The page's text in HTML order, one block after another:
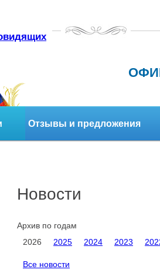
Отзывы и предложения
Новости
Архив по годам
2026
2025 2024 2023
Все новости